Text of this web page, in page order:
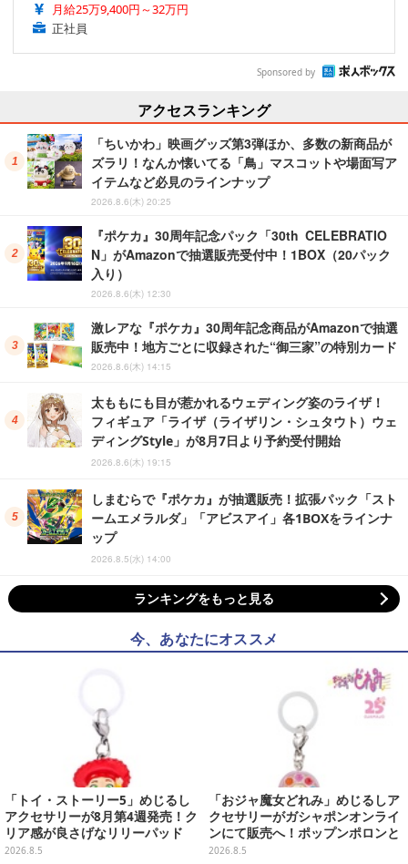
月給25万9,400円～32万円
正社員
Sponsored by
アクセスランキング
「ちいかわ」映画グッズ第3弾ほか、多数の新商品が
ズラリ！なんか懐いてる「鳥」マスコットや場面写ア
イテムなど必見のラインナップ
2026.8.6(木) 20:25
『ポケカ』30周年記念パック「30th CELEBRATIO
N」がAmazonで抽選販売受付中！1BOX（20パック
入り）
2026.8.6(木) 12:30
激レアな『ポケカ』30周年記念商品がAmazonで抽選
販売中！地方ごとに収録された“御三家”の特別カード
2026.8.6(木) 14:15
太ももにも目が惹かれるウェディング姿のライザ！
フィギュア「ライザ（ライザリン・シュタウト）ウェ
ディングStyle」が8月7日より予約受付開始
2026.8.6(木) 19:15
しまむらで『ポケカ』が抽選販売！拡張パック「スト
ームエメラルダ」「アビスアイ」各1BOXをラインナ
ップ
2026.8.5(水) 14:00
ランキングをもっと見る
今、あなたにオススメ
「トイ・ストーリー5」めじるし
アクセサリーが8月第4週発売！ク
リア感が良さげなリリーパッド
や、ジェシーなど全5種ラインナ
2026.8.5
「おジャ魔女どれみ」めじるしア
クセサリーがガシャポンオンライ
ンにて販売へ！ポップンポロンと
魔法玉の2連チャームなど全9種
2026.8.5